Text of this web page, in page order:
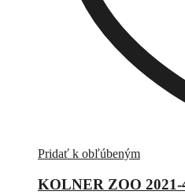
Pridať k obľúbeným
KOLNER ZOO